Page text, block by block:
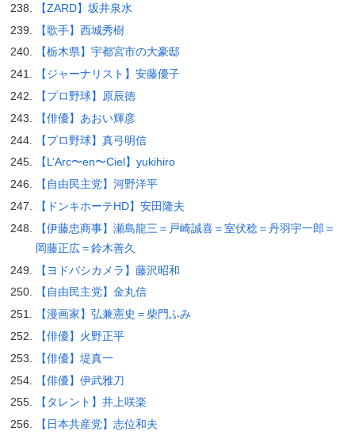
【ZARD】坂井泉水
【歌手】西城秀樹
【栃木県】宇都宮市の大豪邸
【ジャーナリスト】安藤優子
【プロ野球】原辰徳
【俳優】あおい輝彦
【プロ野球】真弓明信
【L’Arc〜en〜Ciel】yukihiro
【自由民主党】河野洋平
【ドンキホーテHD】安田隆夫
【伊藤忠商事】瀬島龍三＝戸崎誠喜＝室伏稔＝丹羽宇一郎＝
岡藤正広＝鈴木善久
【ヨドバシカメラ】藤沢昭和
【自由民主党】金丸信
【漫画家】弘兼憲史＝柴門ふみ
【俳優】火野正平
【俳優】堤真一
【俳優】伊武雅刀
【タレント】井上咲楽
【日本共産党】志位和夫